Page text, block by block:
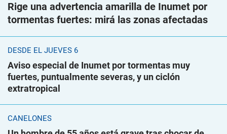
Rige una advertencia amarilla de Inumet por
tormentas fuertes: mirá las zonas afectadas
DESDE EL JUEVES 6
Aviso especial de Inumet por tormentas muy
fuertes, puntualmente severas, y un ciclón
extratropical
CANELONES